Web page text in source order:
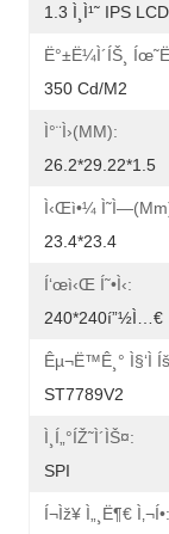
1.3 Ì¸ì¹˜ IPS
Ë°±ë¼ì´íŠ¸
350 Cd/m2
Ì°¨ì›(MM):
26.2*29.22*1.5
Ì‹œì•¼
23.4*23.4
Í‘œì‹œ Í˜•ì‹:
240*240í”½ì…€
Êµ¬ë™ê¸° Ì§‘ì
ST7789V2
Ì¸í„°íŽ˜ì´ìŠ¤:
SPI
Í¬ìž¥ Ì„¸ë¶€ Ì‚¬í•­: